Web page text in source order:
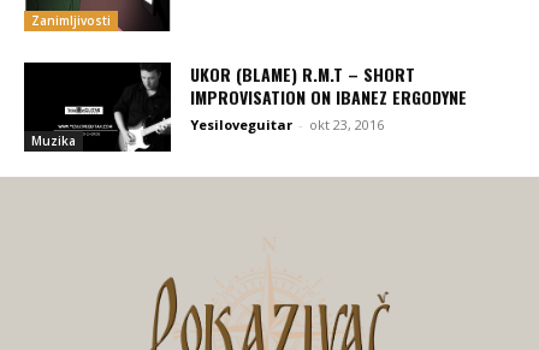
Zanimljivosti
Muzika
UKOR (BLAME) R.M.T – SHORT
IMPROVISATION ON IBANEZ ERGODYNE
Yesiloveguitar - okt 23, 2016